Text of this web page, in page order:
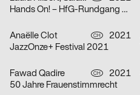
Hands On! – HfG-Rundgang 2021
Anaëlle Clot CH
2021
JazzOnze+ Festival 2021
Fawad Qadire CH
2021
50 Jahre Frauenstimmrecht